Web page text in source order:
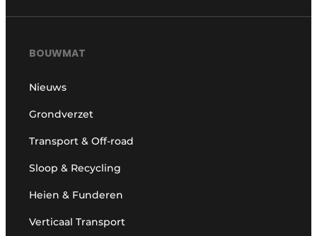
BOUWMAT
Nieuws
Grondverzet
Transport & Off-road
Sloop & Recycling
Heien & Funderen
Verticaal Transport